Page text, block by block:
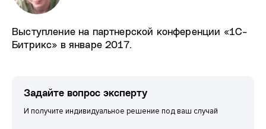
Выступление на партнерской конференции «1С-
Битрикс» в январе 2017.
Задайте вопрос эксперту
И получите индивидуальное решение под ваш случай